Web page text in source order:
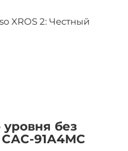
XROS 2: Честный
без
САС-91А4МС